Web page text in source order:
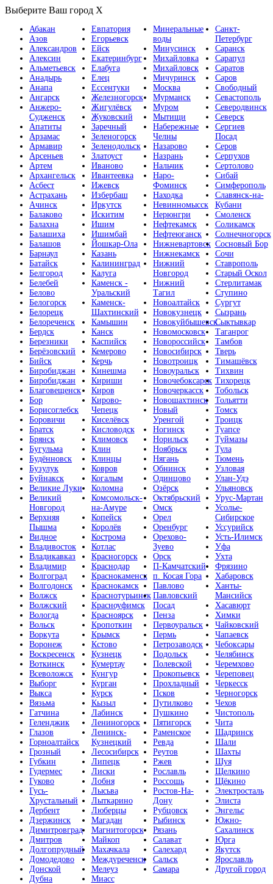
Выберите Ваш город X
Абакан
Азов
Александров
Алексин
Альметьевск
Анадырь
Анапа
Ангарск
Анжеро-
Судженск
Апатиты
Арзамас
Армавир
Арсеньев
Артем
Архангельск
Асбест
Астрахань
Ачинск
Балаково
Балахна
Балашиха
Балашов
Барнаул
Батайск
Белгород
Белебей
Белово
Белогорск
Белорецк
Белореченск
Бердск
Березники
Берёзовский
Бийск
Биробиджан
Биробиджан
Благовещенск
Бор
Борисоглебск
Боровичи
Братск
Брянск
Бугульма
Будённовск
Бузулук
Буйнакск
Великие Луки
Великий
Новгород
Верхняя
Пышма
Видное
Владивосток
Владикавказ
Владимир
Волгоград
Волгодонск
Волжск
Волжский
Вологда
Вольск
Воркута
Воронеж
Воскресенск
Воткинск
Всеволожск
Выборг
Выкса
Вязьма
Гатчина
Геленджик
Глазов
Горноалтайск
Грозный
Губкин
Гудермес
Гуково
Гусь-
Хрустальный
Дербент
Дзержинск
Димитровград
Дмитров
Долгопрудный
Домодедово
Донской
Дубна
Евпатория
Егорьевск
Ейск
Екатеринбург
Елабуга
Елец
Ессентуки
Железногорск
Жигулёвск
Жуковский
Заречный
Зеленогорск
Зеленодольск
Златоуст
Иваново
Ивантеевка
Ижевск
Избербаш
Иркутск
Искитим
Ишим
Ишимбай
Йошкар-Ола
Казань
Калининград
Калуга
Каменск -
Уральский
Каменск-
Шахтинский
Камышин
Канск
Каспийск
Кемерово
Керчь
Кинешма
Кириши
Киров
Кирово-
Чепецк
Киселёвск
Кисловодск
Климовск
Клин
Клинцы
Ковров
Когалым
Коломна
Комсомольск-
на-Амуре
Копейск
Королёв
Кострома
Котлас
Красногорск
Краснодар
Краснокаменск
Краснокамск
Краснотурьинск
Красноуфимск
Красноярск
Кропоткин
Крымск
Кстово
Кузнецк
Кумертау
Кунгур
Курган
Курск
Кызыл
Лабинск
Лениногорск
Ленинск-
Кузнецкий
Лесосибирск
Липецк
Лиски
Лобня
Лысьва
Лыткарино
Люберцы
Магадан
Магнитогорск
Майкоп
Махачкала
Междуреченск
Мелеуз
Миасс
Минеральные
воды
Минусинск
Михайловка
Михайловск
Мичуринск
Москва
Мурманск
Муром
Мытищи
Набережные
Челны
Назарово
Назрань
Нальчик
Наро-
Фоминск
Находка
Невинномысск
Нерюнгри
Нефтекамск
Нефтеюганск
Нижневартовск
Нижнекамск
Нижний
Новгород
Нижний
Тагил
Новоалтайск
Новокузнецк
Новокуйбышевск
Новомосковск
Новороссийск
Новосибирск
Новотроицк
Новоуральск
Новочебоксарск
Новочеркасск
Новошахтинск
Новый
Уренгой
Ногинск
Норильск
Ноябрьск
Нягань
Обнинск
Одинцово
Озёрск
Октябрьский
Омск
Орел
Оренбург
Орехово-
Зуево
Орск
П-Камчатский
п. Косая Гора
Павлово
Павловский
Посад
Пенза
Первоуральск
Пермь
Петрозаводск
Подольск
Полевской
Прокопьевск
Прохладный
Псков
Путилково
Пушкино
Пятигорск
Раменское
Ревда
Реутов
Ржев
Рославль
Россошь
Ростов-На-
Дону
Рубцовск
Рыбинск
Рязань
Салават
Салехард
Сальск
Самара
Санкт-
Петербург
Саранск
Сарапул
Саратов
Саров
Свободный
Севастополь
Северодвинск
Северск
Сергиев
Посад
Серов
Серпухов
Сертолово
Сибай
Симферополь
Славянск-на-
Кубани
Смоленск
Соликамск
Солнечногорск
Сосновый Бор
Сочи
Ставрополь
Старый Оскол
Стерлитамак
Ступино
Сургут
Сызрань
Сыктывкар
Таганрог
Тамбов
Тверь
Тимашёвск
Тихвин
Тихорецк
Тобольск
Тольятти
Томск
Троицк
Туапсе
Туймазы
Тула
Тюмень
Узловая
Улан-Удэ
Ульяновск
Урус-Мартан
Усолье-
Сибирское
Уссурийск
Усть-Илимск
Уфа
Ухта
Фрязино
Хабаровск
Ханты-
Мансийск
Хасавюрт
Химки
Чайковский
Чапаевск
Чебоксары
Челябинск
Черемхово
Череповец
Черкесск
Черногорск
Чехов
Чистополь
Чита
Шадринск
Шали
Шахты
Шуя
Щелкино
Щёкино
Электросталь
Элиста
Энгельс
Южно-
Сахалинск
Юрга
Якутск
Ярославль
Другой город